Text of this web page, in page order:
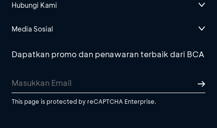
Hubungi Kami
Media Sosial
Dapatkan promo dan penawaran terbaik dari BCA
This page is protected by reCAPTCHA Enterprise.